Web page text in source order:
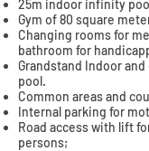
25m indoor infinity
Gym of 80 square
Changing rooms for
bathroom for
Grandstand Indoor
pool.
Common areas and
Internal parking for
Road access with lift
persons;